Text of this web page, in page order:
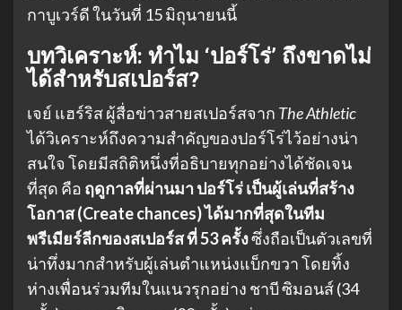
กาบูเวร์ดี ในวันที่ 15 มิถุนายนนี้
บทวิเคราะห์: ทำไม ‘ปอร์โร่’ ถึงขาดไม่
ได้สำหรับสเปอร์ส?
เจย์ แฮร์ริส ผู้สื่อข่าวสายสเปอร์สจาก The Athletic
ได้วิเคราะห์ถึงความสำคัญของปอร์โร่ไว้อย่างน่า
สนใจ โดยมีสถิติหนึ่งที่อธิบายทุกอย่างได้ชัดเจน
ที่สุด คือ ฤดูกาลที่ผ่านมา ปอร์โร่ เป็นผู้เล่นที่สร้าง
โอกาส (Create chances) ได้มากที่สุดในทีม
พรีเมียร์ลีกของสเปอร์ส ที่ 53 ครั้งซึ่งถือเป็นตัวเลขที่
น่าทึ่งมากสำหรับผู้เล่นตำแหน่งแบ็กขวา โดยทิ้ง
ห่างเพื่อนร่วมทีมในแนวรุกอย่าง ชาบี ซิมอนส์ (34